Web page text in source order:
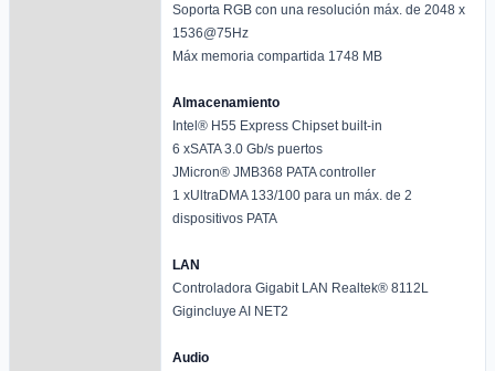
Soporta RGB con una resolución máx. de 2048 x
1536@75Hz
Máx memoria compartida 1748 MB
Almacenamiento
Intel® H55 Express Chipset built-in
6 xSATA 3.0 Gb/s puertos
JMicron® JMB368 PATA controller
1 xUltraDMA 133/100 para un máx. de 2
dispositivos PATA
LAN
Controladora Gigabit LAN Realtek® 8112L
Gigincluye AI NET2
Audio